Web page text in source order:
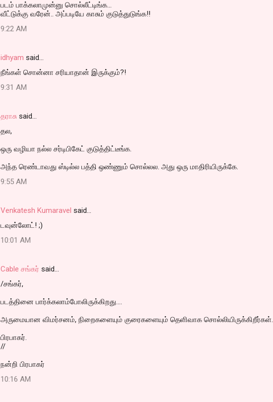
படம் பாக்கலாமுன்னு சொல்லீட்டிங்க...
வீட்டுக்கு வரேன்.. அப்படியே காசும் குடுத்துடுங்க!!
9:22 AM
idhyam said…
நீங்கள் சொன்னா சரியாதான் இருக்கும்?!
9:31 AM
தராசு said…
தல,
ஒரு வழியா நல்ல சர்டிபிகேட் குடுத்திட்டீங்க.
அந்த ரெண்டாவது ஸ்டில்ல பத்தி ஒண்ணும் சொல்லல. அது ஒரு மாதிரியிருக்கே.
9:55 AM
Venkatesh Kumaravel said…
டவுன்லோட்! ;)
10:01 AM
Cable சங்கர் said…
/சங்கர்,
படத்தினை பார்க்கலாம்போலிருக்கிறது....
அருமையான விமர்சனம், நிறைகளையும் குரைகளையும் தெளிவாக
பிரபாகர்.
//
நன்றி பிரபாகர்
10:16 AM